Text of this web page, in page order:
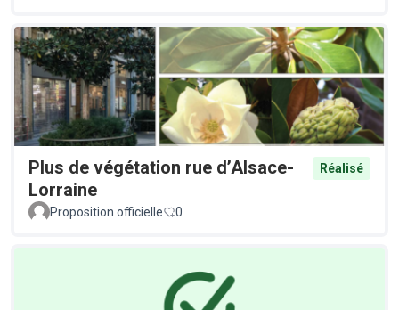
Plus de végétation rue d’Alsace-
Lorraine
Réalisé
Proposition officielle 0